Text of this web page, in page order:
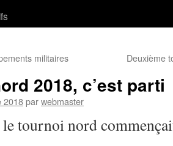
militaires Deuxième
2018, c’est parti
2018parwebmaster
le tournoi nord